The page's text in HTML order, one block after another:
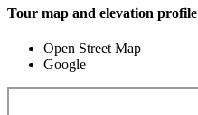
Tour map and elevation profile
Open Street Map
Google